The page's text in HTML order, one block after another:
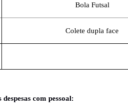
Bola Futsal
Colete dupla face
com pessoal: